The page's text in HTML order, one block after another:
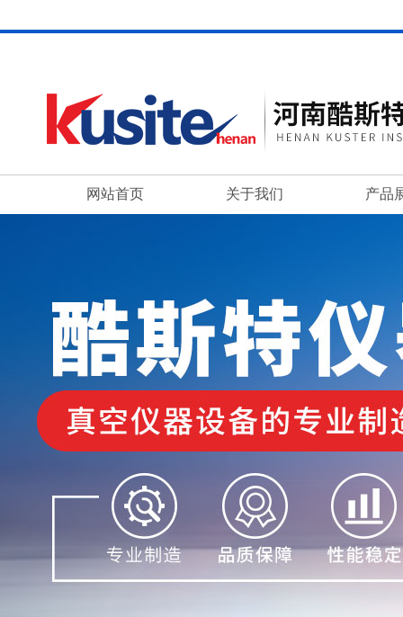
网站首页 关于我们 产品